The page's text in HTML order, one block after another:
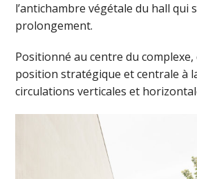
l’antichambre végétale du hall qui
prolongement.
Positionné au centre du
position stratégique et centrale à
circulations verticales et